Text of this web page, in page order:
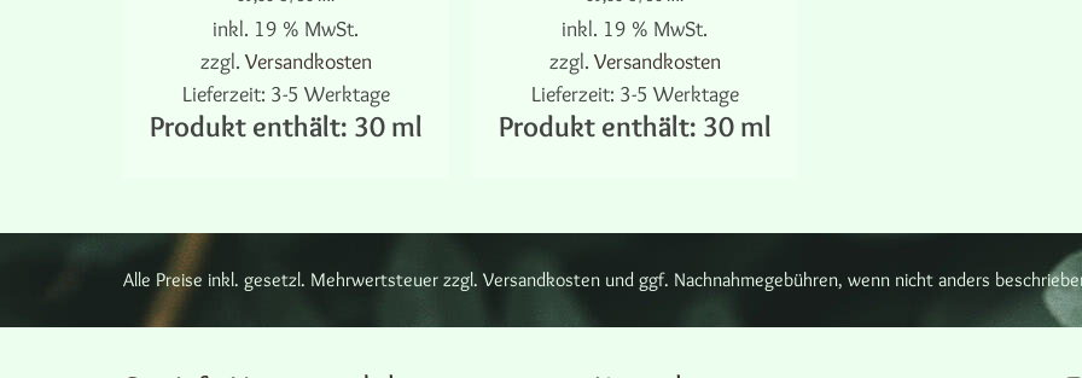
inkl. 19 % MwSt.
zzgl.Versandkosten
Lieferzeit: 3-5 Werktage
Produkt enthält: 30 ml
inkl. 19 % MwSt.
zzgl.Versandkosten
Lieferzeit: 3-5 Werktage
Produkt enthält: 30 ml
Alle Preise inkl. gesetzl. Mehrwertsteuer zzgl. Versandkosten und ggf. Nachnahmegebühren, wenn nicht anders